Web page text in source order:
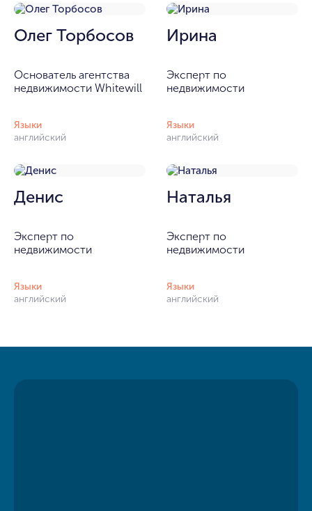
Олег Торбосов
Основатель агентства
недвижимости Whitewill
Языки
английский
Ирина
Эксперт по
недвижимости
Языки
английский
Денис
Эксперт по
недвижимости
Языки
английский
Наталья
Эксперт по
недвижимости
Языки
английский